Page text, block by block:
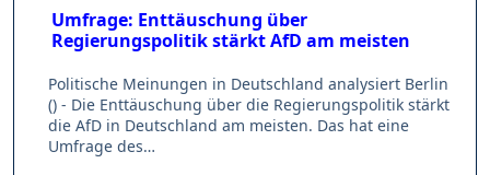
Umfrage: Enttäuschung über
Regierungspolitik stärkt AfD am meisten
Politische Meinungen in Deutschland analysiert Berlin
() - Die Enttäuschung über die Regierungspolitik stärkt
die AfD in Deutschland am meisten. Das hat eine
Umfrage des…